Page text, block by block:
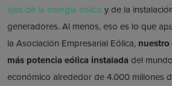
ajas de la energía eólica y de la
generadores. Al menos, eso es lo que
la Asociación Empresarial Eólica,
más potencia eólica instalada del
económico alrededor de 4.000 millones